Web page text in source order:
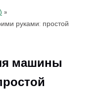
руками: простой
машины